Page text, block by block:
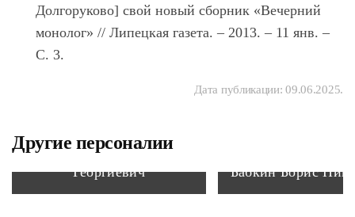
Долгоруково] свой новый сборник «Вечерний
монолог» // Липецкая газета. – 2013. – 11 янв. –
С. 3.
Дата публикации:09.06.2025.
Другие персоналии
Зорин Владислав
Георгиевич
Бабкин Борис